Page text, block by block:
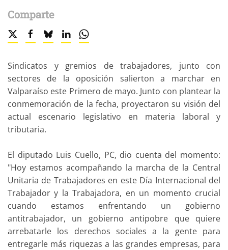
Comparte
Sindicatos y gremios de trabajadores, junto con
sectores de la oposición salierton a marchar en
Valparaíso este Primero de mayo. Junto con plantear la
conmemoración de la fecha, proyectaron su visión del
actual escenario legislativo en materia laboral y
tributaria.
El diputado Luis Cuello, PC, dio cuenta del momento:
"Hoy estamos acompañando la marcha de la Central
Unitaria de Trabajadores en este Día Internacional del
Trabajador y la Trabajadora, en un momento crucial
cuando estamos enfrentando un gobierno
antitrabajador, un gobierno antipobre que quiere
arrebatarle los derechos sociales a la gente para
entregarle más riquezas a las grandes empresas, para